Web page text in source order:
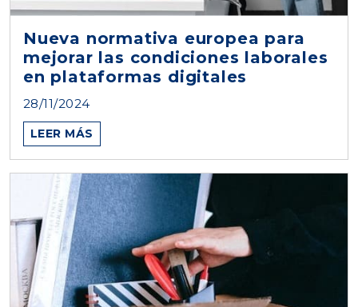
Nueva normativa europea para
mejorar las condiciones laborales
en plataformas digitales
28/11/2024
LEER MÁS